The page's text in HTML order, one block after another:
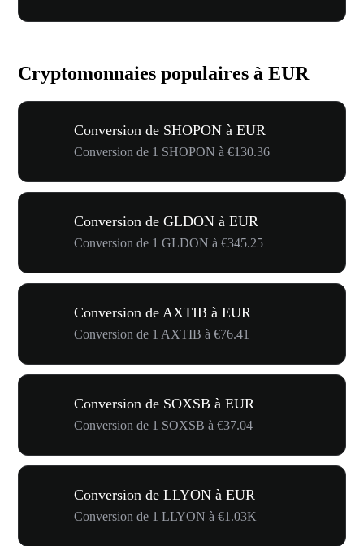
Cryptomonnaies populaires à EUR
Conversion de SHOPON à EUR
Conversion de 1 SHOPON à €130.36
Conversion de GLDON à EUR
Conversion de 1 GLDON à €345.25
Conversion de AXTIB à EUR
Conversion de 1 AXTIB à €76.41
Conversion de SOXSB à EUR
Conversion de 1 SOXSB à €37.04
Conversion de LLYON à EUR
Conversion de 1 LLYON à €1.03K